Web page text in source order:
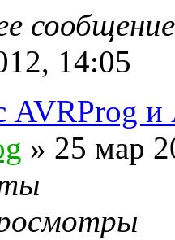
14:05
AVRProg и
» 25 мар